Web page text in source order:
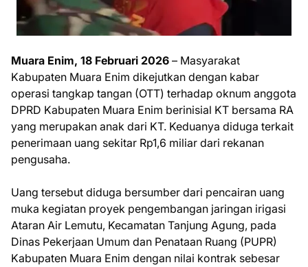
Muara Enim, 18 Februari 2026 – Masyarakat
Kabupaten Muara Enim dikejutkan dengan kabar
operasi tangkap tangan (OTT) terhadap oknum anggota
DPRD Kabupaten Muara Enim berinisial KT bersama RA
yang merupakan anak dari KT. Keduanya diduga terkait
penerimaan uang sekitar Rp1,6 miliar dari rekanan
pengusaha.
Uang tersebut diduga bersumber dari pencairan uang
muka kegiatan proyek pengembangan jaringan irigasi
Ataran Air Lemutu, Kecamatan Tanjung Agung, pada
Dinas Pekerjaan Umum dan Penataan Ruang (PUPR)
Kabupaten Muara Enim dengan nilai kontrak sebesar